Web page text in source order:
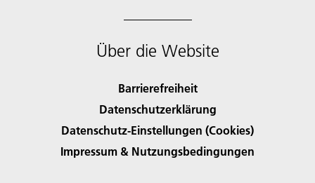
Über die Website
Barrierefreiheit
Datenschutzerklärung
Datenschutz-Einstellungen (Cookies)
Impressum & Nutzungsbedingungen